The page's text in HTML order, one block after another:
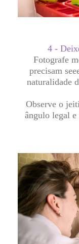
4 -
Fotografe
precisam
naturalidade
Observe o
ângulo legal e